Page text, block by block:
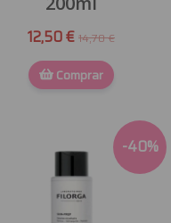
12,50 € 14,70 €
Comprar
-40%